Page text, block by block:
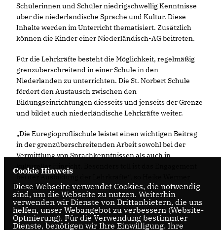
Schülerinnen und Schüler niedrigschwellig Kenntnisse
über die niederländische Sprache und Kultur. Diese
Inhalte werden im Unterricht thematisiert. Zusätzlich
können die Kinder einer Niederländisch-AG beitreten.
Für die Lehrkräfte besteht die Möglichkeit, regelmäßig
grenzüberschreitend in einer Schule in den
Niederlanden zu unterrichten. Die St. Norbert Schule
fördert den Austausch zwischen den
Bildungseinrichtungen diesseits und jenseits der Grenze
und bildet auch niederländische Lehrkräfte weiter.
Die Euregioproflischule leistet einen wichtigen Beitrag
in der grenzüberschreitenden Arbeit sowohl bei der
Vermittlung von Sprachkenntnissen als auch in
kultureller Hinsicht. Besonders toll ist das Engagement
abschließend.
Cookie Hinweis
Diese Webseite verwendet Cookies, die notwendig
sind, um die Webseite zu nutzen. Weiterhin
verwenden wir Dienste von Drittanbietern, die uns
helfen, unser Webangebot zu verbessern (Website-
Optmierung). Für die Verwendung bestimmter
Dienste, benötigen wir Ihre Einwilligung. Ihre